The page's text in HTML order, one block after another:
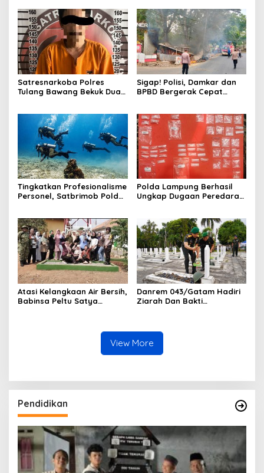
Satresnarkoba Polres
Tulang Bawang Bekuk Dua
Sigap! Polisi, Damkar dan
BPBD Bergerak Cepat
Bandar Jaya
Tingkatkan Profesionalisme
Personel, Satbrimob Polda
Selam SAR Air
Polda Lampung Berhasil
Ungkap Dugaan Peredaran
Pelaku Diamankan
Atasi Kelangkaan Air Bersih,
Babinsa Peltu Satya
Danrem 043/Gatam Hadiri
Ziarah Dan Bakti
View More
Pendidikan